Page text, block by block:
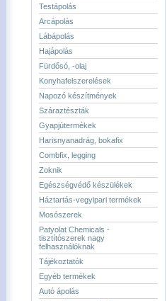
Testápolás
Arcápolás
Lábápolás
Hajápolás
Fürdősó, -olaj
Konyhafelszerelések
Napozó készítmények
Száraztészták
Gyapjútermékek
Harisnyanadrág, bokafix
Combfix, legging
Zoknik
Egészségvédő készülékek
Háztartás-vegyipari termékek
Mosószerek
Patyolat Chemicals -
tisztítószerek nagy
felhasználóknak
Tájékoztatók
Egyéb termékek
Autó ápolás